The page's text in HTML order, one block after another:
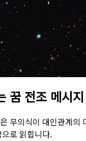
꿈 전조 메시지
무의식이 대인관계
로 읽힙니다.